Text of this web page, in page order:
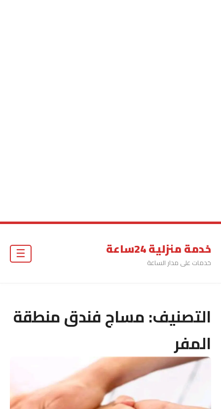
خدمة منزلية 24ساعة
خدمات على مدار الساعة
☰
التصنيف:مساج فندق منطقة
المفر